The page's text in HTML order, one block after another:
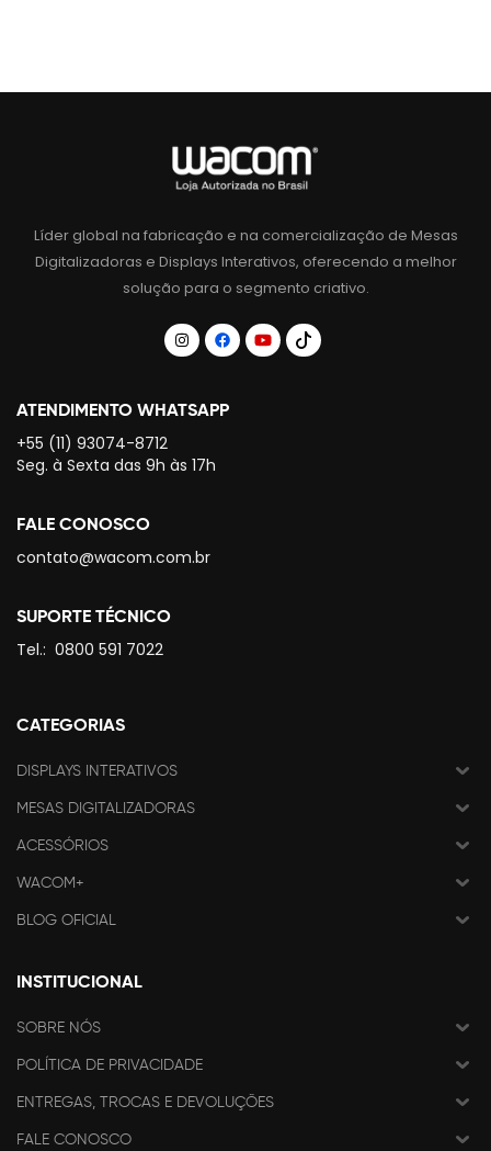
Líder global na fabricação e na comercialização de Mesas
Digitalizadoras e Displays Interativos, oferecendo a melhor
solução para o segmento criativo.
ATENDIMENTO WHATSAPP
+55 (11) 93074-8712
Seg. à Sexta das 9h às 17h
FALE CONOSCO
contato@wacom.com.br
SUPORTE TÉCNICO
Tel.: 0800 591 7022
CATEGORIAS
DISPLAYS INTERATIVOS
MESAS DIGITALIZADORAS
ACESSÓRIOS
WACOM+
BLOG OFICIAL
INSTITUCIONAL
SOBRE NÓS
POLÍTICA DE PRIVACIDADE
ENTREGAS, TROCAS E DEVOLUÇÕES
FALE CONOSCO